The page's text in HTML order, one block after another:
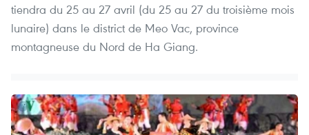
tiendra du 25 au 27 avril (du 25 au 27 du troisième mois
lunaire) dans le district de Meo Vac, province
montagneuse du Nord de Ha Giang.